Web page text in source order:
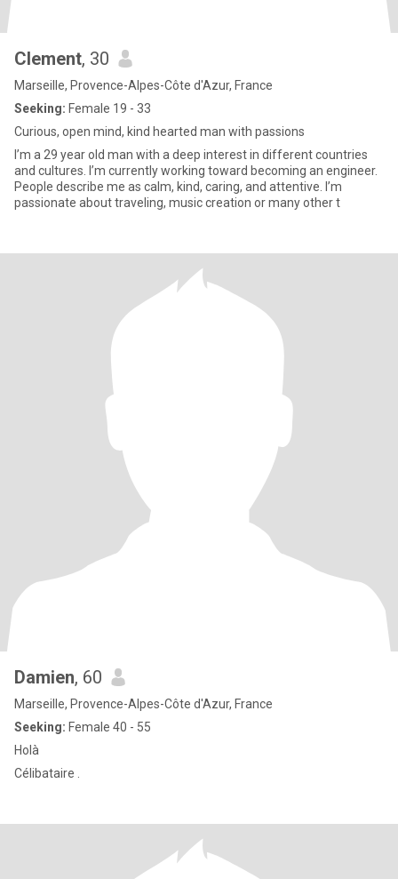
Clement, 30
Marseille, Provence-Alpes-Côte d'Azur, France
Seeking: Female 19 - 33
Curious, open mind, kind hearted man with passions
I’m a 29 year old man with a deep interest in different countries
and cultures. I’m currently working toward becoming an engineer.
People describe me as calm, kind, caring, and attentive. I’m
passionate about traveling, music creation or many other t
Damien, 60
Marseille, Provence-Alpes-Côte d'Azur, France
Seeking: Female 40 - 55
Holà
Célibataire .